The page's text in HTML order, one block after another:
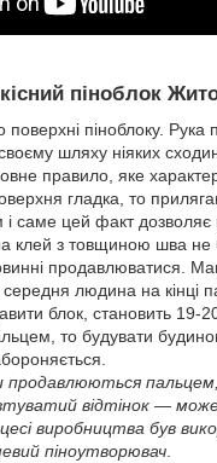
піноблок
поверхні піноблоку. Рука
шляху ніяких
правило, яке
гладка, то
саме цей факт дозволяє
на клей з товщиною шва
продавлюватися.
людина на кінці
блок, становить 19-
то будувати будинок
продавлюються
відтінок ―
виробництва був
піноутворювач.